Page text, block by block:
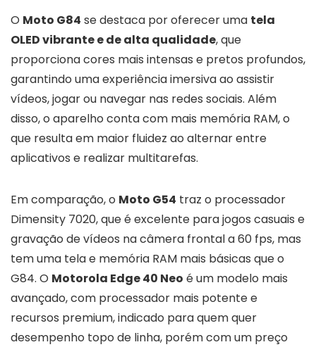
O Moto G84 se destaca por oferecer uma tela
OLED vibrante e de alta qualidade, que
proporciona cores mais intensas e pretos profundos,
garantindo uma experiência imersiva ao assistir
vídeos, jogar ou navegar nas redes sociais. Além
disso, o aparelho conta com mais memória RAM, o
que resulta em maior fluidez ao alternar entre
aplicativos e realizar multitarefas.
Em comparação, o Moto G54 traz o processador
Dimensity 7020, que é excelente para jogos casuais e
gravação de vídeos na câmera frontal a 60 fps, mas
tem uma tela e memória RAM mais básicas que o
G84. O Motorola Edge 40 Neo é um modelo mais
avançado, com processador mais potente e
recursos premium, indicado para quem quer
desempenho topo de linha, porém com um preço